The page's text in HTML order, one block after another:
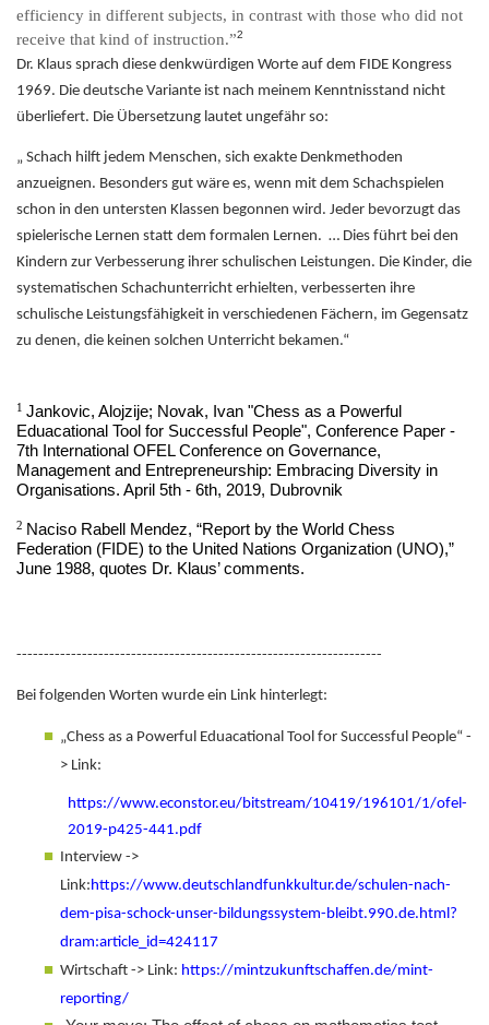
efficiency in different subjects, in contrast with those who did not
receive that kind of instruction.”2
Dr. Klaus sprach diese denkwürdigen Worte auf dem FIDE Kongress
1969. Die deutsche Variante ist nach meinem Kenntnisstand nicht
überliefert. Die Übersetzung lautet ungefähr so:
„ Schach hilft jedem Menschen, sich exakte Denkmethoden
anzueignen. Besonders gut wäre es, wenn mit dem Schachspielen
schon in den untersten Klassen begonnen wird. Jeder bevorzugt das
spielerische Lernen statt dem formalen Lernen. … Dies führt bei den
Kindern zur Verbesserung ihrer schulischen Leistungen. Die Kinder, die
systematischen Schachunterricht erhielten, verbesserten ihre
schulische Leistungsfähigkeit in verschiedenen Fächern, im Gegensatz
zu denen, die keinen solchen Unterricht bekamen.“
1 Jankovic, Alojzije; Novak, Ivan "Chess as a Powerful
Eduacational Tool for Successful People", Conference Paper -
7th International OFEL Conference on Governance,
Management and Entrepreneurship: Embracing Diversity in
Organisations. April 5th - 6th, 2019, Dubrovnik
2 Naciso Rabell Mendez, “Report by the World Chess
Federation (FIDE) to the United Nations Organization (UNO),”
June 1988, quotes Dr. Klaus’ comments.
-------------------------------------------------------------------
Bei folgenden Worten wurde ein Link hinterlegt:
„Chess as a Powerful Eduacational Tool for Successful People“ -
> Link:
https://www.econstor.eu/bitstream/10419/196101/1/ofel-
2019-p425-441.pdf
Interview ->
Link:https://www.deutschlandfunkkultur.de/schulen-nach-
dem-pisa-schock-unser-bildungssystem-bleibt.990.de.html?
dram:article_id=424117
Wirtschaft -> Link: https://mintzukunftschaffen.de/mint-
reporting/